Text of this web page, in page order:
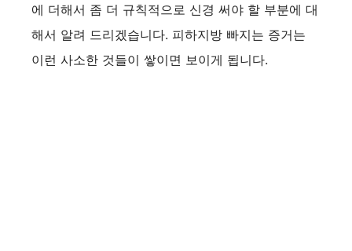
에 더해서 좀 더 규칙적으로 신경 써야 할 부분에 대
해서 알려 드리겠습니다. 피하지방 빠지는 증거는
이런 사소한 것들이 쌓이면 보이게 됩니다.